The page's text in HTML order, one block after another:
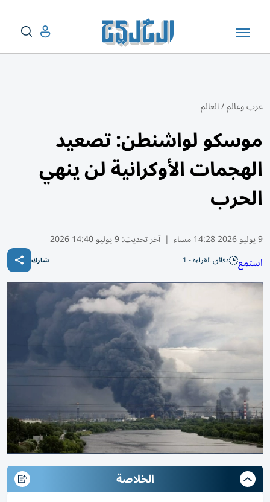
عرب وعالم/العالم
موسكو لواشنطن: تصعيد
الهجمات الأوكرانية لن ينهي
الحرب
9 يوليو 2026 14:28 مساء | آخر تحديث:9 يوليو 14:40 2026
استمع دقائق القراءة - 1 شارك
الخلاصة